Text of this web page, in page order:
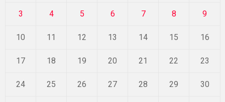
3 4 5 6 7 8 9
10 11 12 13 14 15 16
17 18 19 20 21 22 23
24 25 26 27 28 29 30